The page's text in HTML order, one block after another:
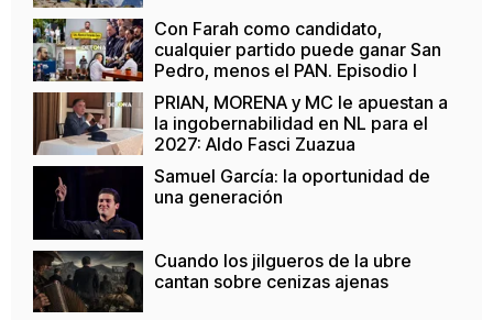
Con Farah como candidato,
cualquier partido puede ganar San
Pedro, menos el PAN. Episodio I
PRIAN, MORENA y MC le apuestan a
la ingobernabilidad en NL para el
2027: Aldo Fasci Zuazua
Samuel García: la oportunidad de
una generación
Cuando los jilgueros de la ubre
cantan sobre cenizas ajenas